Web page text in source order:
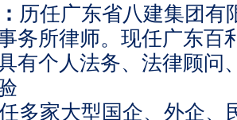
历任广东省八建集团有
务所律师。现任广东百
有个人法务、法律顾问
多家大型国企、外企、